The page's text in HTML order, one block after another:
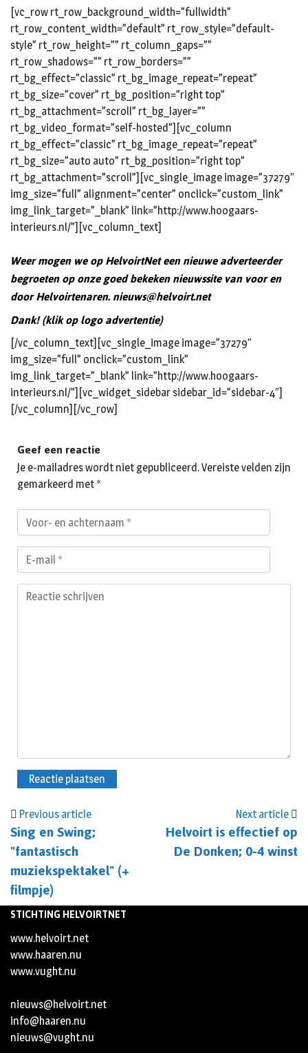
[vc_row rt_row_background_width=”fullwidth”
rt_row_content_width=”default” rt_row_style=”default-
style” rt_row_height=”” rt_column_gaps=””
rt_row_shadows=”” rt_row_borders=””
rt_bg_effect=”classic” rt_bg_image_repeat=”repeat”
rt_bg_size=”cover” rt_bg_position=”right top”
rt_bg_attachment=”scroll” rt_bg_layer=””
rt_bg_video_format=”self-hosted”][vc_column
rt_bg_effect=”classic” rt_bg_image_repeat=”repeat”
rt_bg_size=”auto auto” rt_bg_position=”right top”
rt_bg_attachment=”scroll”][vc_single_image image=”37279″
img_size=”full” alignment=”center” onclick=”custom_link”
img_link_target=”_blank” link=”http://www.hoogaars-
interieurs.nl/”][vc_column_text]
Weer mogen we op HelvoirtNet een nieuwe adverteerder
begroeten op onze goed bekeken nieuwssite van voor en
door Helvoirtenaren.nieuws@helvoirt.net
Dank! (klik op logo advertentie)
[/vc_column_text][vc_single_image image=”37279″
img_size=”full” onclick=”custom_link”
img_link_target=”_blank” link=”http://www.hoogaars-
interieurs.nl/”][vc_widget_sidebar sidebar_id=”sidebar-4″]
[/vc_column][/vc_row]
Previous article
Sing en Swing;
"fantastisch
muziekspektakel" (+
filmpje)
Next article
Helvoirt is effectief op
De Donken; 0-4 winst
Geef een reactie
Je e-mailadres wordt niet gepubliceerd.Vereiste velden zijn
gemarkeerd met *
STICHTING HELVOIRTNET
www.helvoirt.net
www.haaren.nu
www.vught.nu
nieuws@helvoirt.net
info@haaren.nu
nieuws@vught.nu